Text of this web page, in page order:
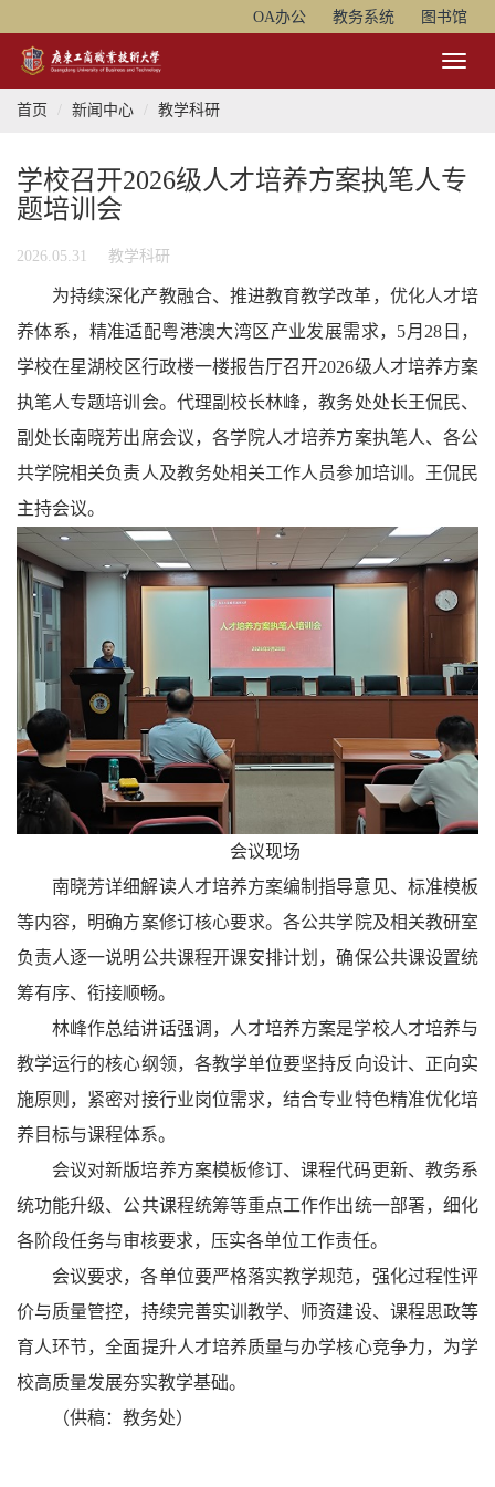
OA办公 教务系统 图书馆
Toggle
首页
新闻中心 教学科研
学校召开2026级人才培养方案执笔人专
题培训会
2026.05.31 教学科研
为持续深化产教融合、推进教育教学改革，优化人才培
养体系，精准适配粤港澳大湾区产业发展需求， 5月28日，
学校在星湖校区行政楼一楼报告厅召开2026级人才培养方案
执笔人专题培训会。代理副校长林峰，教务处处长王侃民、
副处长南晓芳出席会议，各学院人才培养方案执笔人、各公
共学院相关负责人及教务处相关工作人员参加培训。
王侃民
主持会议。
会议现场
南晓芳详细解读人才培养方案编制指导意见、标准模板
等内容，明确方案修订核心要求。各公共学院及相关教研室
负责人逐一说明公共课程开课安排计划，确保公共课设置统
筹有序、衔接顺畅。
林峰作总结讲话强调，人才培养方案是学校人才培养与
教学运行的核心纲领，各教学单位要坚持反向设计、正向实
施原则，紧密对接行业岗位需求，结合专业特色精准优化培
养目标与课程体系。
会议对新版培养方案模板修订、课程代码更新、教务系
统功能升级、公共课程统筹等重点工作作出统一部署，细化
各阶段任务与审核要求，压实各单位工作责任。
会议要求，各单位要严格落实教学规范，强化过程性评
价与质量管控，持续完善实训教学、师资建设、课程思政等
育人环节，全面提升人才培养质量与办学核心竞争力，为学
校高质量发展夯实教学基础。
（供稿： 教务处）